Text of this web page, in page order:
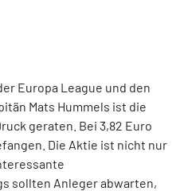
Europa League und den
Mats Hummels ist die
geraten. Bei 3,82 Euro
Die Aktie ist nicht nur
sollten Anleger abwarten,